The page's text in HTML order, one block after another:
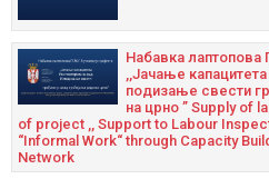
Набавка лаптопова
,,Јачање
подизање свести
на црно ” Supply of
of project ,, Support to Labour
“Informal Work“ through Capacity
Network